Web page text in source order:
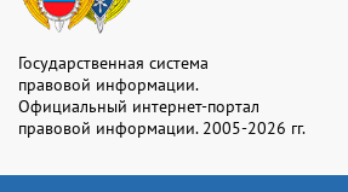
Государственная система
правовой информации.
Официальный интернет-портал
правовой информации. 2005-2026 гг.